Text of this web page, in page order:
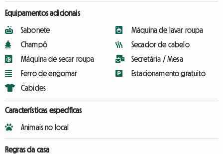
Equipamentos adicionais
Sabonete
Champô
Máquina de secar roupa
Ferro de engomar
Cabides
Máquina de lavar roupa
Secador de cabelo
Secretária / Mesa
Estacionamento gratuito
Características específicas
Animais no local
Regras da casa